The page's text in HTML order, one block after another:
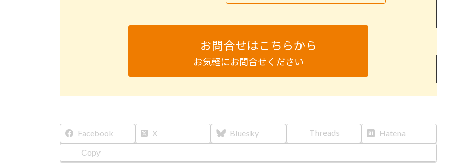
お問合せはこちらから
お気軽にお問合せください
Facebook X Bluesky Threads Hatena
Copy